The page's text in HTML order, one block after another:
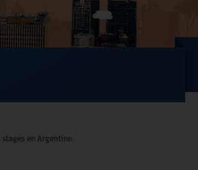
stages en Argentine.